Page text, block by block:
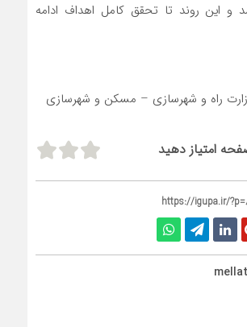
و این روند تا تحقق کامل اهداف ادامه
امتیاز دهید
https://igupa.ir/
mellat